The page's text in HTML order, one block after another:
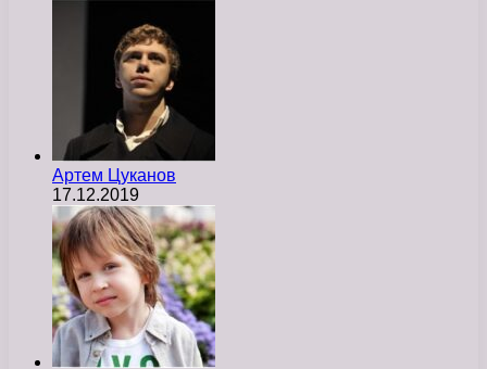
Артем Цуканов
17.12.2019